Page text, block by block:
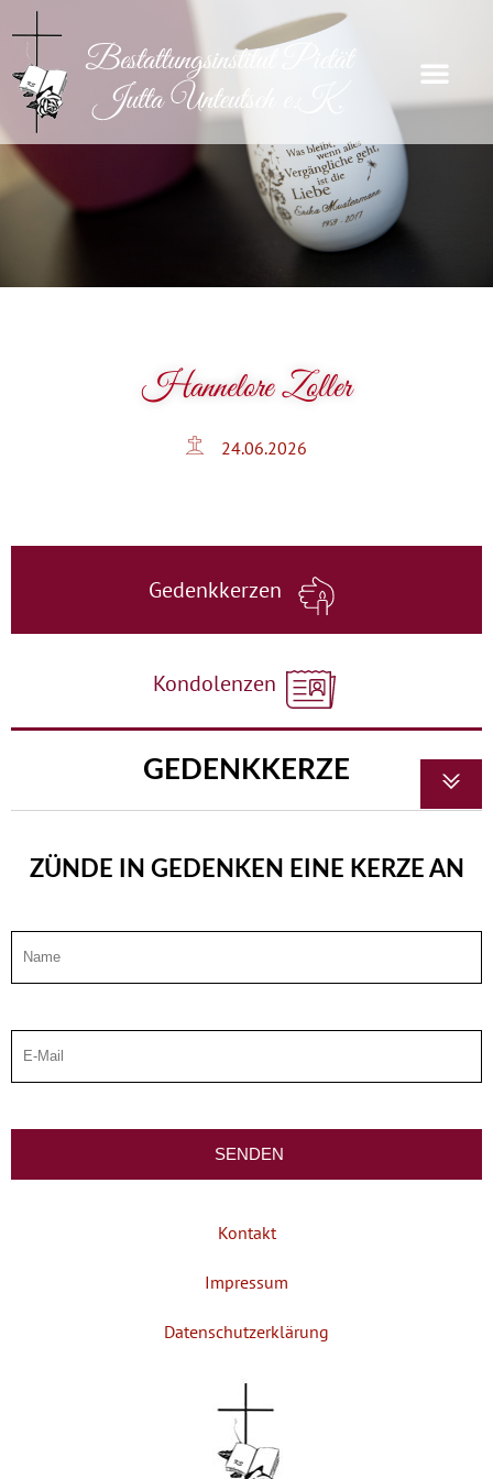
Hannelore Zoller
24.06.2026
Gedenkkerzen
Kondolenzen
GEDENKKERZE
ZÜNDE IN GEDENKEN EINE KERZE AN
Kontakt
Impressum
Datenschutzerklärung